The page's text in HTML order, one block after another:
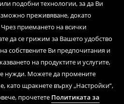
подобни технологии, за да Ви
преживяване, докато
приемането на всички
да се грижим за Вашето удобство
собствените Ви предпочитания и
на продуктите и услугите,
нужди. Можете да промените
като щракнете върху „Настройки“,
прочетете Политиката за